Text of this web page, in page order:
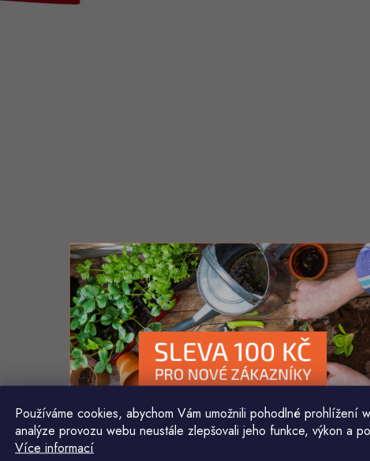
Používáme cookies, abychom Vám umožnili pohodlné prohlížení
analýze provozu webu neustále zlepšovali jeho funkce, výkon a
Více informací